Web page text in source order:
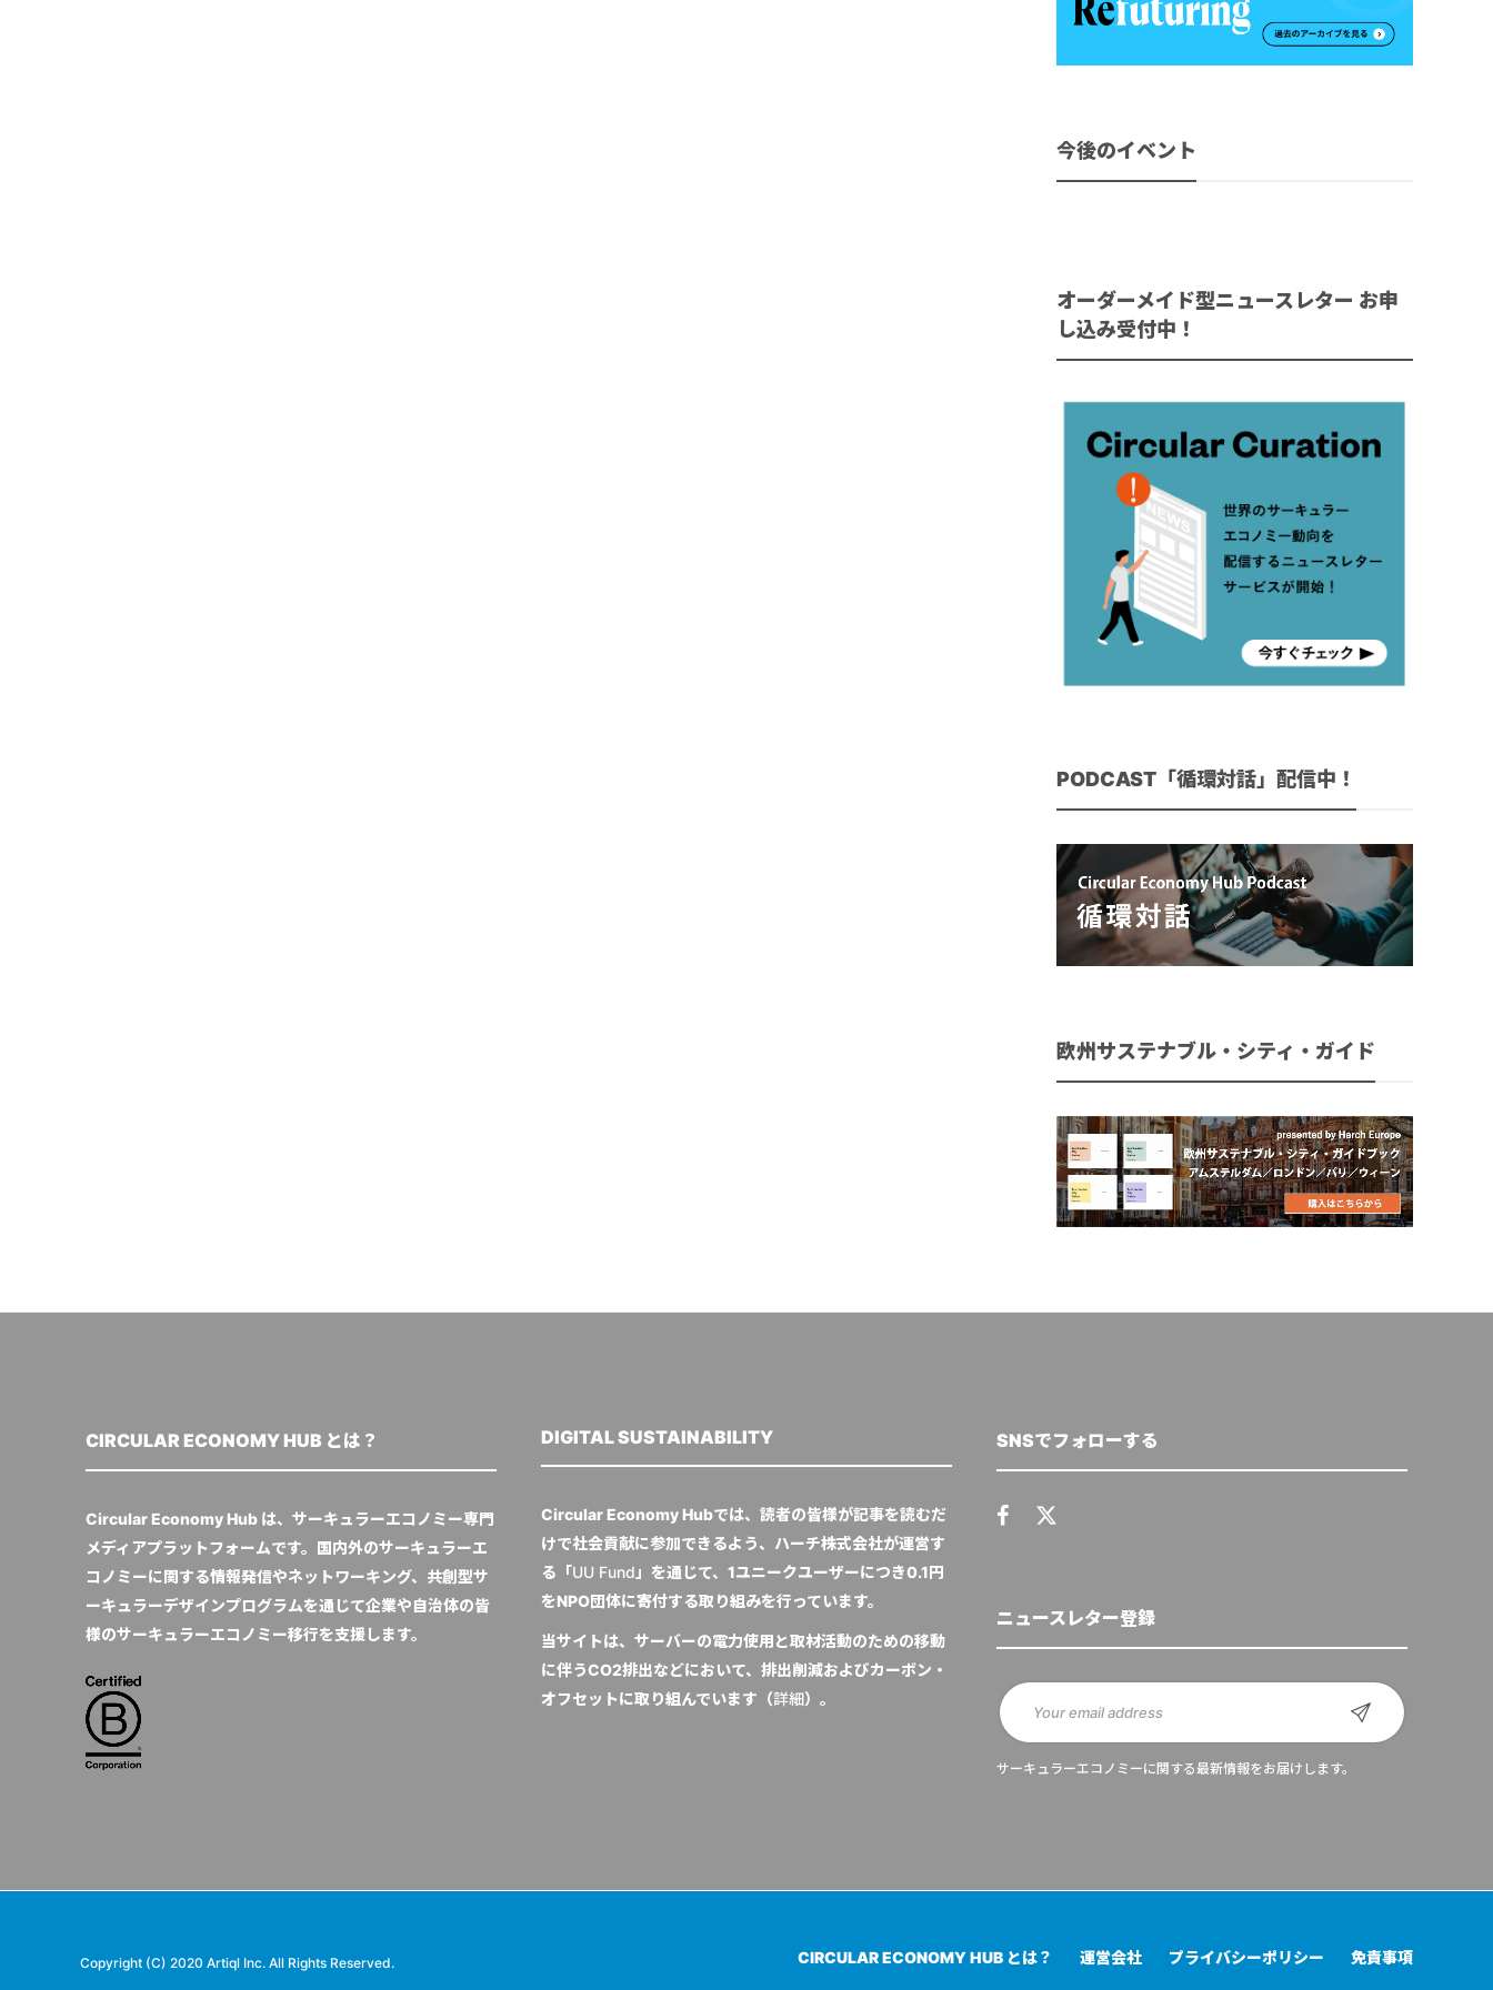
今後のイベント
オーダーメイド型ニュースレター お申
し込み受付中！
PODCAST「循環対話」配信中！
欧州サステナブル・シティ・ガイド
CIRCULAR ECONOMY HUB とは？
Circular Economy Hub は、サーキュラーエコノミー専門
メディアプラットフォームです。国内外のサーキュラーエ
コノミーに関する情報発信やネットワーキング、共創型サ
ーキュラーデザインプログラムを通じて企業や自治体の皆
様のサーキュラーエコノミー移行を支援します。
DIGITAL SUSTAINABILITY
Circular Economy Hubでは、読者の皆様が記事を読むだ
けで社会貢献に参加できるよう、ハーチ株式会社が運営す
る「UU Fund」を通じて、1ユニークユーザーにつき0.1円
をNPO団体に寄付する取り組みを行っています。
当サイトは、サーバーの電力使用と取材活動のための移動
に伴うCO2排出などにおいて、排出削減およびカーボン・
オフセットに取り組んでいます（詳細）。
SNSでフォローする
ニュースレター登録
サーキュラーエコノミーに関する最新情報をお届けします。
Copyright (C) 2020 Artiql Inc. All Rights Reserved. CIRCULAR ECONOMY HUB とは？ 運営会社 プライバシーポリシー 免責事項